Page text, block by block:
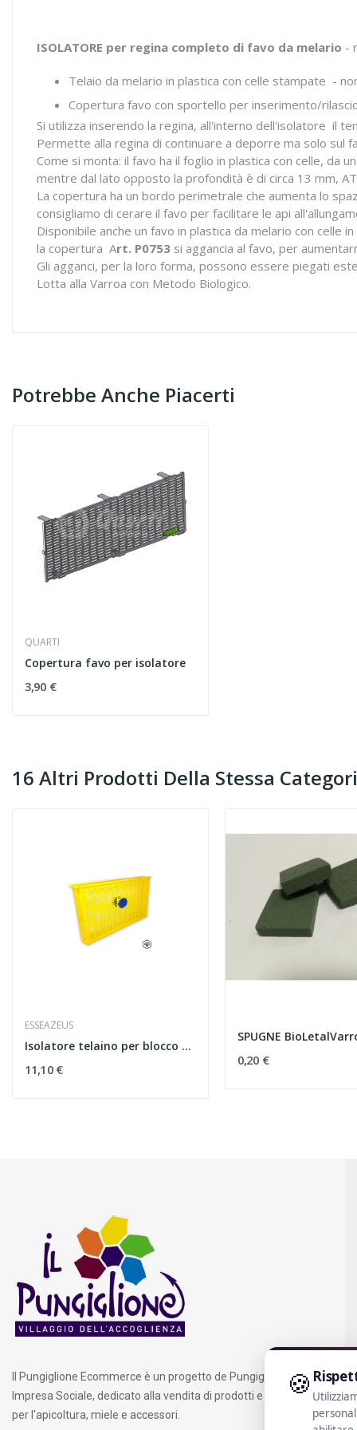
ISOLATORE per regina completo di favo da melario -
Telaio da melario in plastica con celle stampate -
Copertura favo con sportello per inserimento/
Si utilizza inserendo la regina, all'interno dell'isolatore il
Permette alla regina di continuare a deporre ma solo sul
Come si monta: il favo ha il foglio in plastica con celle, da
mentre dal lato opposto la profondità è di circa 13 mm,
La copertura ha un bordo perimetrale che aumenta lo
consigliamo di cerare il favo per facilitare le api
Disponibile anche un favo in plastica da melario con celle
la copertura Art. P0753 si aggancia al favo, per
Gli agganci, per la loro forma, possono essere piegati
Lotta alla Varroa con Metodo Biologico.
Potrebbe Anche Piacerti
QUARTI
Copertura favo per isolatore
3,90 €
16 Altri Prodotti Della Stessa
ESSEAZEUS
Isolatore telaino per blocco covata in pvc nido
11,10 €
SPUGNE
0,20 €
🍪
Il Pungiglione Ecommerce è un progetto de Pungiglione S.C.S.
Impresa Sociale, dedicato alla vendita di prodotti e attrezzature
per l'apicoltura, miele e accessori.